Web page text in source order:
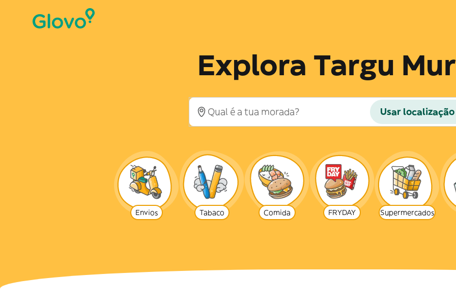
Explora Targu
Usar
Envios Tabaco Comida FRYDAY Supermercados